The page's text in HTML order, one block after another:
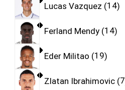
Lucas Vazquez 14
Ferland Mendy 14
Eder Militao 19
Zlatan Ibrahimovic 7